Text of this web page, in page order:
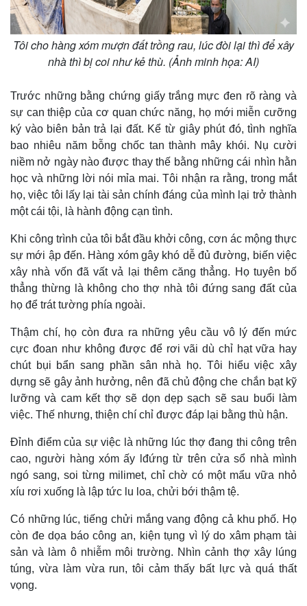
Quan sát
Cuộc sống đó đây
Hồ sơ
Multimedia
Video
E-Magazine
Infographic
Tôi cho hàng xóm mượn đất trồng rau, lúc đòi lại thì để xây
nhà thì bị coi như kẻ thù. (Ảnh minh họa: AI)
Trước những bằng chứng giấy trắng mực đen rõ ràng và
sự can thiệp của cơ quan chức năng, họ mới miễn cưỡng
ký vào biên bản trả lại đất. Kể từ giây phút đó, tình nghĩa
bao nhiêu năm bỗng chốc tan thành mây khói. Nụ cười
niềm nở ngày nào được thay thế bằng những cái nhìn hằn
học và những lời nói mỉa mai. Tôi nhận ra rằng, trong mắt
họ, việc tôi lấy lại tài sản chính đáng của mình lại trở thành
một cái tội, là hành động cạn tình.
Khi công trình của tôi bắt đầu khởi công, cơn ác mộng thực
sự mới ập đến. Hàng xóm gây khó dễ đủ đường, biến việc
xây nhà vốn đã vất vả lại thêm căng thẳng. Họ tuyên bố
thẳng thừng là không cho thợ nhà tôi đứng sang đất của
họ để trát tường phía ngoài.
Thậm chí, họ còn đưa ra những yêu cầu vô lý đến mức
cực đoan như không được để rơi vãi dù chỉ hạt vữa hay
chút bụi bẩn sang phần sân nhà họ. Tôi hiểu việc xây
dựng sẽ gây ảnh hưởng, nên đã chủ động che chắn bạt kỹ
lưỡng và cam kết thợ sẽ dọn dẹp sạch sẽ sau buổi làm
việc. Thế nhưng, thiện chí chỉ được đáp lại bằng thù hận.
Đỉnh điểm của sự việc là những lúc thợ đang thi công trên
cao, người hàng xóm ấy lđứng từ trên cửa sổ nhà mình
ngó sang, soi từng milimet, chỉ chờ có một mẩu vữa nhỏ
xíu rơi xuống là lập tức lu loa, chửi bới thậm tệ.
Có những lúc, tiếng chửi mắng vang động cả khu phố. Họ
còn đe dọa báo công an, kiện tụng vì lý do xâm phạm tài
sản và làm ô nhiễm môi trường. Nhìn cảnh thợ xây lúng
túng, vừa làm vừa run, tôi cảm thấy bất lực và quá thất
vọng.